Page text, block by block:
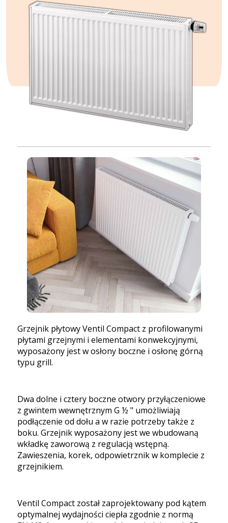
Grzejnik płytowy Ventil Compact z profilowanymi
płytami grzejnymi i elementami konwekcyjnymi,
wyposażony jest w osłony boczne i osłonę górną
typu grill.
Dwa dolne i cztery boczne otwory przyłączeniowe
z gwintem wewnętrznym G ½ " umożliwiają
podłączenie od dołu a w razie potrzeby także z
boku. Grzejnik wyposażony jest we wbudowaną
wkładkę zaworową z regulacją wstępną.
Zawieszenia, korek, odpowietrznik w komplecie z
grzejnikiem.
Ventil Compact został zaprojektowany pod kątem
optymalnej wydajności ciepła zgodnie z normą